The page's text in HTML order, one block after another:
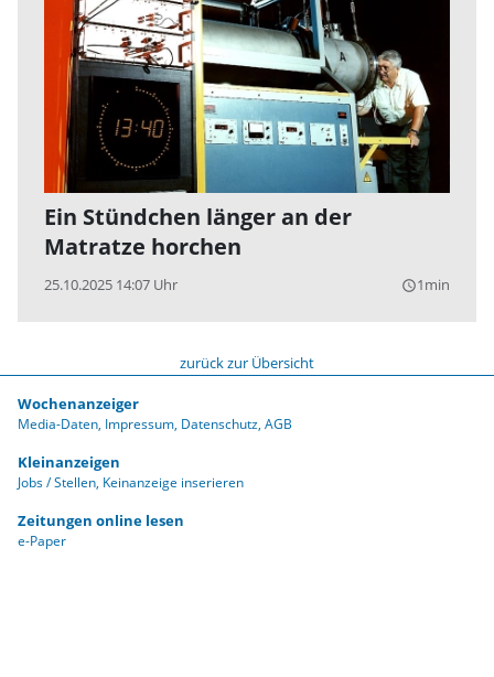
Ein Stündchen länger an der
Matratze horchen
25.10.2025 14:07 Uhr query_builder1min
zurück zur Übersicht
Wochenanzeiger
Media-Daten Impressum Datenschutz AGB
Kleinanzeigen
Jobs / Stellen Keinanzeige inserieren
Zeitungen online lesen
e-Paper